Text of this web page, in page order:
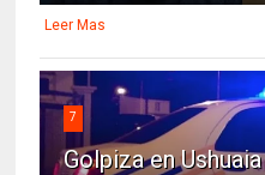
Leer Mas
7
Golpiza en